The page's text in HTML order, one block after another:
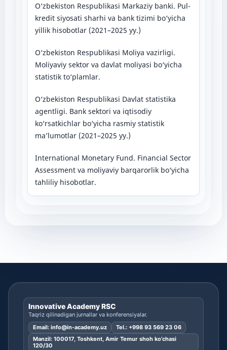
O‘zbekiston Respublikasi Markaziy banki. Pul-
kredit siyosati sharhi va bank tizimi bo‘yicha
yillik hisobotlar (2021–2025 yy.)
O‘zbekiston Respublikasi Moliya vazirligi.
Moliyaviy sektor va davlat moliyasi bo‘yicha
statistik to‘plamlar.
O‘zbekiston Respublikasi Davlat statistika
agentligi. Bank sektori va iqtisodiy
ko‘rsatkichlar bo‘yicha rasmiy statistik
ma’lumotlar (2021–2025 yy.)
International Monetary Fund. Financial Sector
Assessment va moliyaviy barqarorlik bo‘yicha
tahliliy hisobotlar.
Innovative Academy RSC
Taqriz qilinadigan jurnallar va konferensiyalar.
Email: info@in-academy.uz Tel.: +998 93 569 23 06
Manzil: 100017, Toshkent, Amir Temur shoh ko’chasi
120/30